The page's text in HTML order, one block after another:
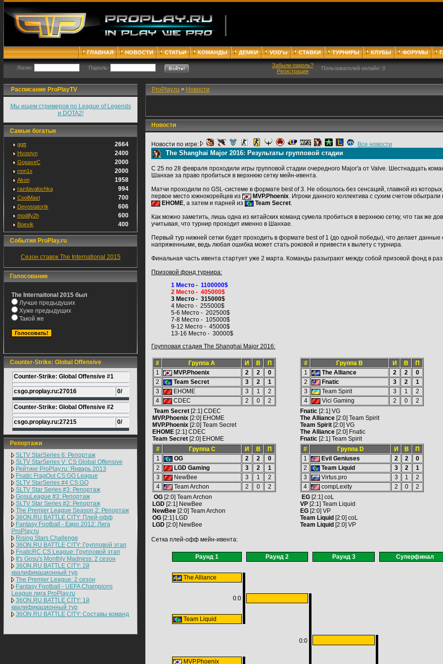
ГЛАВНАЯ НОВОСТИ СТАТЬИ КОМАНДЫ ДЕМКИ VOD'ы СТАВКИ ТУРНИРЫ КЛУБЫ ФОРУМЫ
Логин: Пароль:
Забыли пароль?
Регистрация
Пользователей онлайн: 0
Расписание ProPlayTV
Мы ищем стримеров по League of Legends
и DOTA2!
Самые богатые
ggtt 2664
Hvostyn 2400
GopaveC 2000
rmn1x 2000
Akon 1958
razdavalochka 994
CoolMast 700
Devostatortk 606
modify2h 600
Boevik 400
События ProPlay.ru
Сезон ставок The International 2015
Голосование
The Internaitonal 2015 был
Лучше предыдуших
Хуже предыдущих
Такой же
Counter-Strike: Global Offensive
Counter-Strike: Global Offensive #1
csgo.proplay.ru:27016 0/
Counter-Strike: Global Offensive #2
csgo.proplay.ru:27215 0/
Репортажи
SLTV StarSeries 6: Репортаж
SLTV StarSeries V: CS Global Offensive
Рейтинг ProPlay.ru: Январь 2013
Fnatic FragOut CS:GO League
SLTV StarSeries #4 CS:GO
SLTV Star Series #3: Репортаж
GosuLeague #3: Репортаж
SLTV Star Series #2: Репортаж
The Premier League Season 2: Репортаж
36ON.RU BATTLE CITY: Плей-офф
Fantasy Football - Евро 2012: Лига
ProPlay.ru
Rising Stars Challenge
36ON.RU BATTLE CITY: Групповой этап
FnaticRC CS League: Групповой этап
It's Gosu's Monthly Madness: 2 сезон
36ON.RU BATTLE CITY: 2й
квалификационный тур
The Premier League: 2 cезон
Fantasy Football - UEFA Champions
League лига ProPlay.ru
36ON.RU BATTLE CITY: 1й
квалификационный тур
36ON.RU BATTLE CITY: Составы команд
ProPlay.ru > Новости
Новости
Новости по игре: Все новости
The Shanghai Major 2016: Результаты групповой стадии
С 25 по 28 февраля проходили игры групповой стадии очередного Major'a от Valve. Шестнадцать
Шанхае за право пробиться в верхнюю сетку мейн-ивента.
Матчи проходили по GSL-системе в формате best of 3. Не обошлось без сенсаций, главной из
первое место южнокорейцев из
MVP.Phoenix. Игроки данного коллектива с сухим счетом обыграли
EHOME, а затем и парней из Team Secret.
Как можно заметить, лишь одна из китайских команд сумела пробиться в верхнюю сетку, что так же
учитывая, что турнир проходит именно в Шанхае.
Первый тур нижней сетки будет проходить в формате best of 1 (до одной победы), что делает
напряженными, ведь любая ошибка может стать роковой и привести к вылету с турнира.
Финальная часть ивента стартует уже 2 марта. Команды разыграют между собой призовой фонд в
Призовой фонд турнира:
1 Место - 1100000$
2 Место - 405000$
3 Место - 315000$
4 Место - 255000$
5-6 Место - 202500$
7-8 Место - 105000$
9-12 Место - 45000$
13-16 Место - 30000$
Групповая стадия The Shanghai Major 2016:
# Группа А И В
П
1
MVP.Phoenix 2 2
0
2
Team Secret 3 2
1
3
EHOME 3 1
2
4
CDEC 2 0 2
# Группа B И В
П
1
The Alliance 2 2
0
2
Fnatic 3 2
1
3
Team Spirit 3 1
2
4
Vici Gaming 2 0
2
Team Secret [2:1] CDEC
MVP.Phoenix [2:0] EHOME
MVP.Phoenix [2:0] Team Secret
EHOME [2:1] CDEC
Team Secret [2:0] EHOME
Fnatic [2:1] VG
The Alliance [2:0] Team Spirit
Team Spirit [2:0] VG
The Alliance [2:0] Fnatic
Fnatic [2:1] Team Spirit
#
Группа С И В
П
1
OG 2 2
0
2
LGD Gaming 3 2
1
3
NewBee 3 1
2
4
Team Archon 2 0 2
# Группа D И В
П
1
Evil Geniuses 2 2
0
2
Team Liquid 3 2
1
3
Virtus.pro 3 1
2
4
compLexity 2 0
2
OG [2:0] Team Archon
LGD [2:1] NewBee
NewBee [2:0] Team Archon
OG [2:1] LGD
LGD [2:0] NewBee
EG [2:1] coL
VP [2:1] Team Liquid
EG [2:0] VP
Team Liquid [2:0] coL
Team Liquid [2:0] VP
Сетка плей-офф мейн-ивента:
Раунд 1 Раунд 2 Раунд 3 Суперфинал
The Alliance
0:0
0:0
Team Liquid
MVP.Phoenix